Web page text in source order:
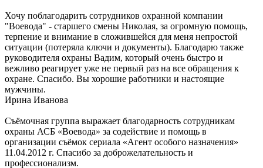
Хочу поблагодарить сотрудников охранной компании
"Воевода" - старшего смены Николая, за огромную помощь,
терпение и внимание в сложившейся для меня непростой
ситуации (потеряла ключи и документы). Благодарю также
руководителя охраны Вадим, который очень быстро и
вежливо реагирует уже не первый раз на все обращения к
охране. Спасибо. Вы хорошие работники и настоящие
мужчины.
Ирина Иванова
Съёмочная группа выражает благодарность сотрудникам
охраны АСБ «Воевода» за содействие и помощь в
организации съёмок сериала «Агент особого назначения»
11.04.2012 г. Спасибо за доброжелательность и
профессионализм.